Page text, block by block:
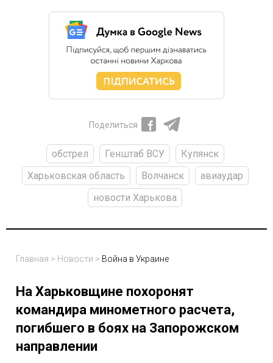
Поделиться
обстрел Генштаб ВСУ
Купянск
Харьковская область
Волчанск
авиаудар
новости Харькова
Главная > Новости > Война в Украине
На Харьковщине похоронят
командира минометного расчета,
погибшего в боях на Запорожском
направлении